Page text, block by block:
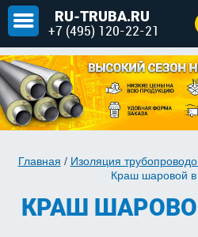
RU-TRUBA.RU
+7 (495) 120-22-21
Главная / Изоляция
Краш шаровой
КРАШ